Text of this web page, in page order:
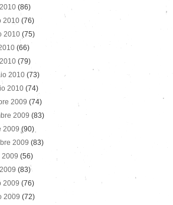
(86)
2010 (76)
2010 (75)
(66)
(79)
2010 (73)
2010 (74)
2009 (74)
2009 (83)
2009 (90)
2009 (83)
2009 (56)
(83)
2009 (76)
2009 (72)